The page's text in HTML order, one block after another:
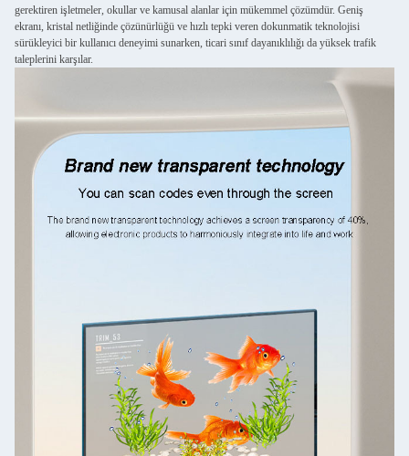
gerektiren işletmeler, okullar ve kamusal alanlar için mükemmel çözümdür. Geniş
ekranı, kristal netliğinde çözünürlüğü ve hızlı tepki veren dokunmatik teknolojisi
sürükleyici bir kullanıcı deneyimi sunarken, ticari sınıf dayanıklılığı da yüksek trafik
taleplerini karşılar.